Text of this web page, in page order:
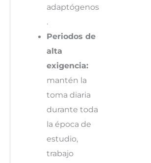
adaptógenos
.
Periodos de
alta
exigencia:
mantén la
toma diaria
durante toda
la época de
estudio,
trabajo